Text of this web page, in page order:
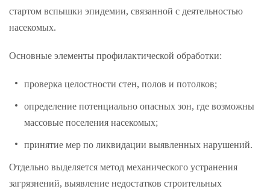
стартом вспышки эпидемии, связанной с деятельностью
насекомых.
Основные элементы профилактической обработки:
проверка целостности стен, полов и потолков;
определение потенциально опасных зон, где возможны
массовые поселения насекомых;
принятие мер по ликвидации выявленных нарушений.
Отдельно выделяется метод механического устранения
загрязнений, выявление недостатков строительных